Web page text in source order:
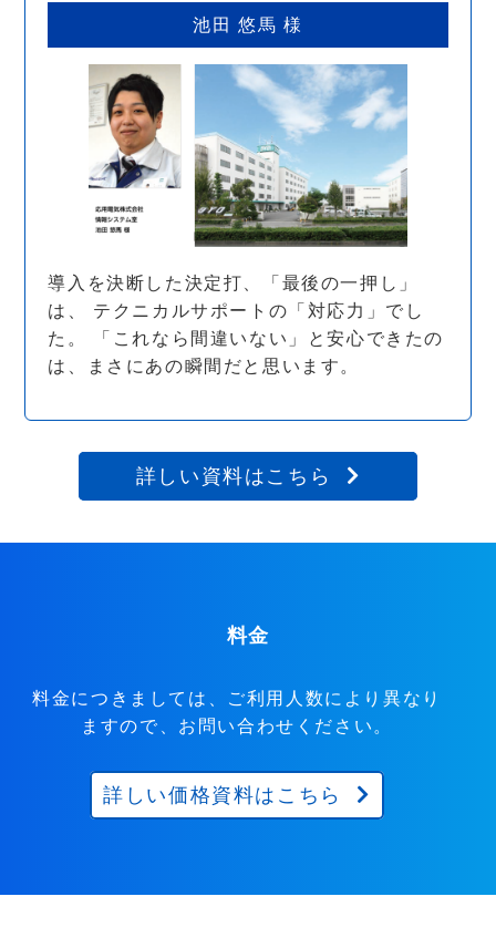
池田 悠馬 様
導入を決断した決定打、「最後の一押し」
は、 テクニカルサポートの「対応力」でし
た。 「これなら間違いない」と安心できたの
は、まさにあの瞬間だと思います。
詳しい資料はこちら
料金
料金につきましては、ご利用人数により異なり
ますので、お問い合わせください。
詳しい価格資料はこちら